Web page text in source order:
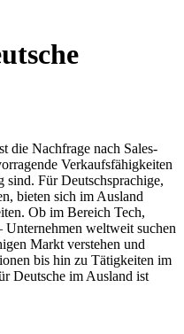
die Nachfrage nach Sales-
Verkaufsfähigkeiten
sind. Für Deutschsprachige,
bieten sich im Ausland
Ob im Bereich Tech,
weltweit suchen
Markt verstehen und
bis hin zu Tätigkeiten im
Deutsche im Ausland ist